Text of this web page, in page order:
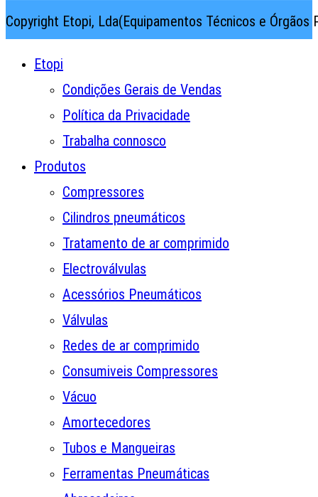
Copyright Etopi, Lda(Equipamentos Técnicos e
Etopi
Condições Gerais de Vendas
Política da Privacidade
Trabalha connosco
Produtos
Compressores
Cilindros pneumáticos
Tratamento de ar comprimido
Electroválvulas
Acessórios Pneumáticos
Válvulas
Redes de ar comprimido
Consumiveis Compressores
Vácuo
Amortecedores
Tubos e Mangueiras
Ferramentas Pneumáticas